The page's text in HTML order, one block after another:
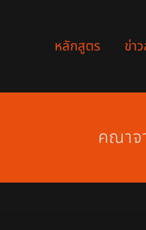
หลักสูตร ข่า
คณาจ